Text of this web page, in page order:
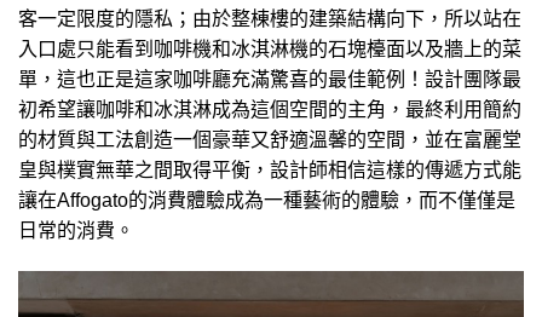
客一定限度的隱私；由於整棟樓的建築結構向下，所以站在
入口處只能看到咖啡機和冰淇淋機的石塊檯面以及牆上的菜
單，這也正是這家咖啡廳充滿驚喜的最佳範例！設計團隊最
初希望讓咖啡和冰淇淋成為這個空間的主角，最終利用簡約
的材質與工法創造一個豪華又舒適溫馨的空間，並在富麗堂
皇與樸實無華之間取得平衡，設計師相信這樣的傳遞方式能
讓在Affogato的消費體驗成為一種藝術的體驗，而不僅僅是
日常的消費。